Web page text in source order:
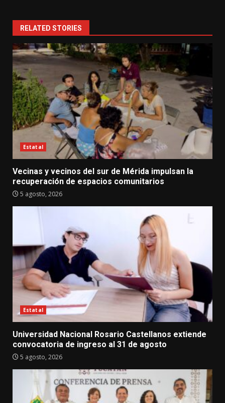
RELATED STORIES
Estatal
Vecinas y vecinos del sur de Mérida impulsan la
recuperación de espacios comunitarios
5 agosto, 2026
Estatal
Universidad Nacional Rosario Castellanos extiende
convocatoria de ingreso al 31 de agosto
5 agosto, 2026